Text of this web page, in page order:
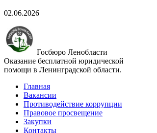
02.06.2026
Госбюро Ленобласти
Оказание бесплатной юридической
помощи в Ленинградской области.
Главная
Вакансии
Противодействие коррупции
Правовое просвещение
Закупки
Контакты